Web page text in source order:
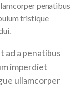
penatibus
tristique
ad a penatibus
imperdiet
ullamcorper